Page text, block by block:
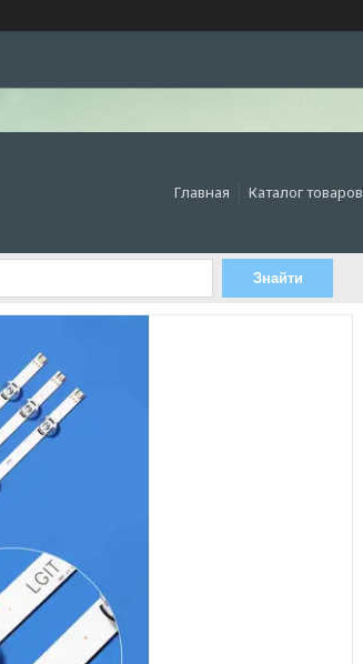
Главная Каталог товаров
Знайти